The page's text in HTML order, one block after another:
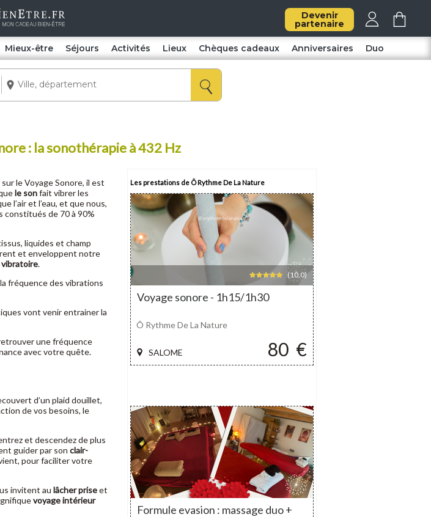
Devenir
partenaire
Mieux-être Séjours Activités Lieux Chèques cadeaux Anniversaires Duo
: la sonothérapie à 432 Hz
le Voyage Sonore, il est
le sonfait vibrer les
l’air et l’eau, et que nous,
constitués de 70 à 90%
liquides et champ
et enveloppent notre
vibratoire.
fréquence des vibrations
vont venir entrainer la
une fréquence
avec votre quête.
d’un plaid douillet,
de vos besoins, le
et descendez de plus
guider par son clair-
pour faciliter votre
invitent au lâcher priseet
voyage intérieur
Les prestations de Ô Rythme De La Nature
(10,0)
Voyage sonore - 1h15/1h30
80 €
SALOME
Ô Rythme De La Nature
Formule evasion : massage duo +